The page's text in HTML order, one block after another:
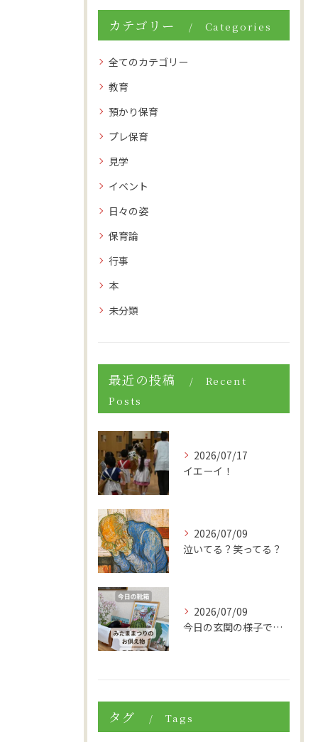
カテゴリー Categories
全てのカテゴリー
教育
預かり保育
プレ保育
見学
イベント
日々の姿
保育論
行事
本
未分類
最近の投稿
Recent
Posts
2026/07/17
イエーイ！
2026/07/09
泣いてる？笑ってる？
2026/07/09
今日の玄関の様子です。
タグ Tags